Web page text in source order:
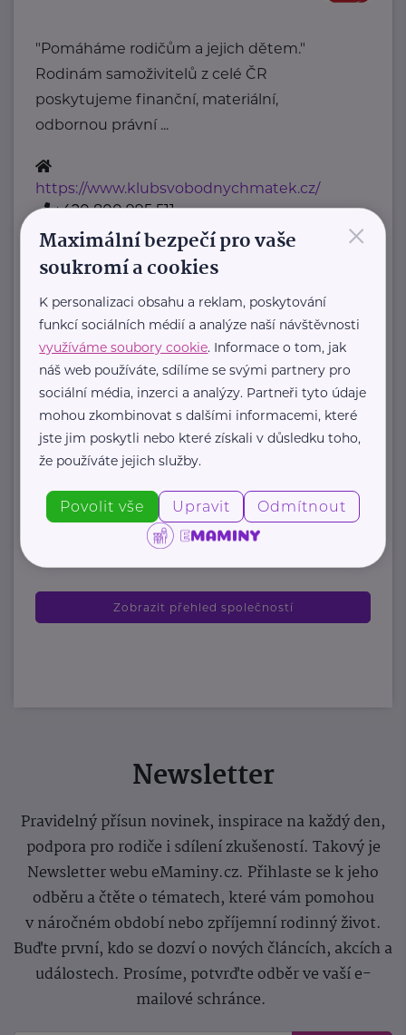
"Pomáháme rodičům a jejich dětem."
Rodinám samoživitelů z celé ČR
poskytujeme finanční, materiální,
odbornou právní ...
https://www.klubsvobodnychmatek.cz/
+420 800 995 511
info@klubsvobodnychmatek.cz
Povltavská 5/74 Praha 7 – Troja
"Dáváme oblečení nový život,
pomáháme potřebným."
Oděvní banka je charitativní
organizace, která každoročně
poskytuje více ...
https://www.odevnibanka.cz/
+420 702 019 159
info@odevnibanka.cz
Zobrazit přehled společností
Newsletter
Pravidelný přísun novinek, inspirace na každý den,
podpora pro rodiče i sdílení zkušeností. Takový je
Newsletter webu eMaminy.cz. Přihlaste se k jeho
odběru a čtěte o tématech, které vám pomohou
v náročném období nebo zpříjemní rodinný život.
Buďte první, kdo se dozví o nových článcích, akcích a
událostech. Prosíme, potvrďte odběr ve vaší e-
mailové schránce.
×
Maximální bezpečí pro vaše
soukromí a cookies
K personalizaci obsahu a reklam, poskytování
funkcí sociálních médií a analýze naší návštěvnosti
využíváme soubory cookie. Informace o tom, jak
náš web používáte, sdílíme se svými partnery pro
sociální média, inzerci a analýzy. Partneři tyto údaje
mohou zkombinovat s dalšími informacemi, které
jste jim poskytli nebo které získali v důsledku toho,
že používáte jejich služby.
Povolit vše Upravit Odmítnout